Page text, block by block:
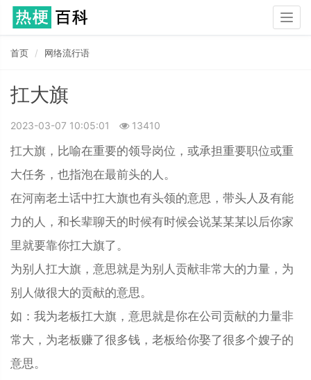
首页 网络流行语
扛大旗
2023-03-07 10:05:01 13410
扛大旗，比喻在重要的领导岗位，或承担重要职位或重
大任务，也指泡在最前头的人。
在河南老土话中扛大旗也有头领的意思，带头人及有能
力的人，和长辈聊天的时候有时候会说某某某以后你家
里就要靠你扛大旗了。
为别人扛大旗，意思就是为别人贡献非常大的力量，为
别人做很大的贡献的意思。
如：我为老板扛大旗，意思就是你在公司贡献的力量非
常大，为老板赚了很多钱，老板给你娶了很多个嫂子的
意思。